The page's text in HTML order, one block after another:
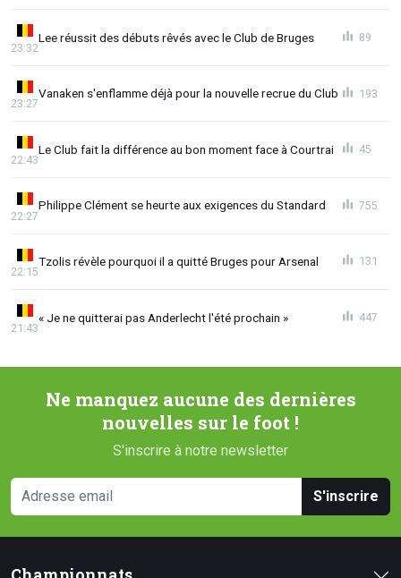
Lee réussit des débuts rêvés avec le Club de Bruges
23:32
89
Vanaken s'enflamme déjà pour la nouvelle recrue du Club
23:27
193
Le Club fait la différence au bon moment face à Courtrai
22:43
45
Philippe Clément se heurte aux exigences du Standard
22:27
755
Tzolis révèle pourquoi il a quitté Bruges pour Arsenal
22:15
131
« Je ne quitterai pas Anderlecht l'été prochain »
21:43
447
Ne manquez aucune des dernières
nouvelles sur le foot !
S'inscrire à notre newsletter
S'inscrire